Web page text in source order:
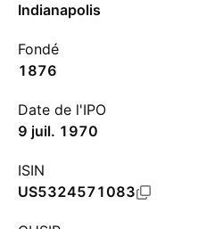
Indianapolis
Fondé
1876
Date de l'IPO
9 juil. 1970
ISIN
US5324571083